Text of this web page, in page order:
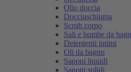
Olio doccia
Docciaschiuma
Scrub corpo
Sali e bombe da
Detergenti intimi
Oli da bagno
Saponi liquidi
Saponi solidi